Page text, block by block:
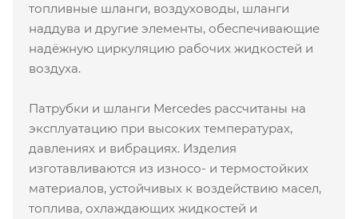
топливные шланги, воздуховоды, шланги
наддува и другие элементы, обеспечивающие
надёжную циркуляцию рабочих жидкостей и
воздуха.
Патрубки и шланги Mercedes рассчитаны на
эксплуатацию при высоких температурах,
давлениях и вибрациях. Изделия
изготавливаются из износо- и термостойких
материалов, устойчивых к воздействию масел,
топлива, охлаждающих жидкостей и